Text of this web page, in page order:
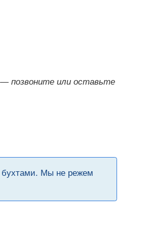
позвоните или оставьте
Мы не режем